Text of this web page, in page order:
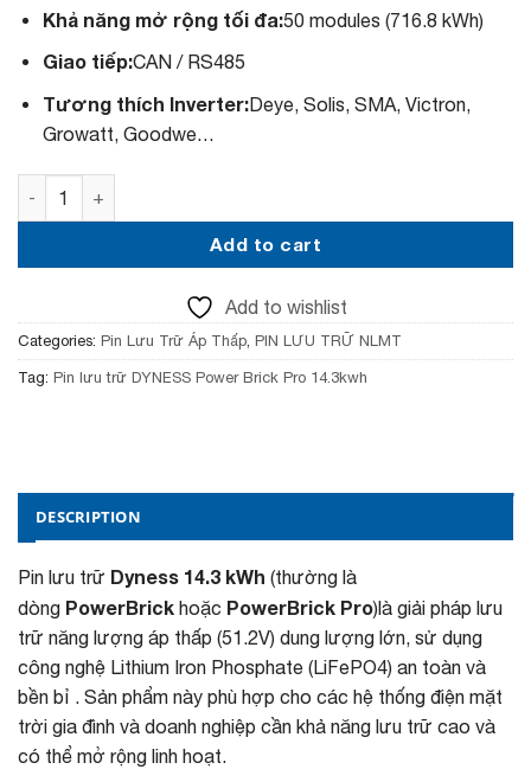
9
,
5
0
0
,
₫
5
0
Khả năng mở rộng tối đa:50 modules (716.8 kWh)
Giao tiếp:CAN / RS485
Tương thích Inverter:Deye, Solis, SMA, Victron,
Growatt, Goodwe…
Pin lưu trữ DYNESS Power Brick Pro 14.3kwh -2026
Add to cart
Add to wishlist
Categories: Pin Lưu Trữ Áp Thấp PIN LƯU TRỮ NLMT
Tag: Pin lưu trữ DYNESS Power Brick Pro 14.3kwh
DESCRIPTION
Pin lưu trữ Dyness 14.3 kWh (thường là
dòng PowerBrick hoặc PowerBrick Pro)là giải pháp lưu
trữ năng lượng áp thấp (51.2V) dung lượng lớn, sử dụng
công nghệ Lithium Iron Phosphate (LiFePO4) an toàn và
bền bỉ . Sản phẩm này phù hợp cho các hệ thống điện mặt
trời gia đình và doanh nghiệp cần khả năng lưu trữ cao và
có thể mở rộng linh hoạt.